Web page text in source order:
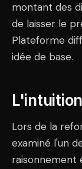
montant des
de laisser le
Plateforme
idée de base.
L'intuition
Lors de la
examiné l'un
raisonnement